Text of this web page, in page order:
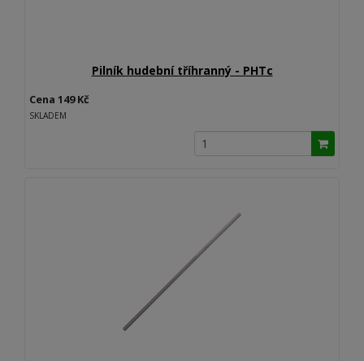
Pilník hudební tříhranný - PHTc
Cena 149 Kč
SKLADEM